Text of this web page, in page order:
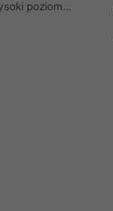
poziom
kosztów,
kto